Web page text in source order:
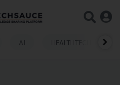
AI HEALTHTECH